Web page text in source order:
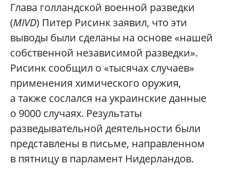
Глава голландской военной разведки
(MIVD) Питер Рисинк заявил, что эти
выводы были сделаны на основе «нашей
собственной независимой разведки».
Рисинк сообщил о «тысячах случаев»
применения химического оружия,
а также сослался на украинские данные
о 9000 случаях. Результаты
разведывательной деятельности были
представлены в письме, направленном
в пятницу в парламент Нидерландов.